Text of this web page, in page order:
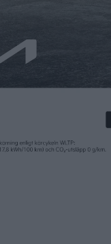
den i två versioner
MINI
premiär för en ny
som också